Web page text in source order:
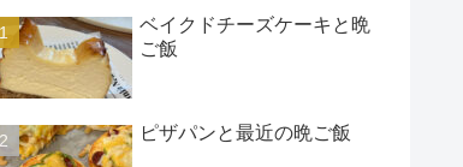
ベイクドチーズケーキと晩
ご飯
ピザパンと最近の晩ご飯